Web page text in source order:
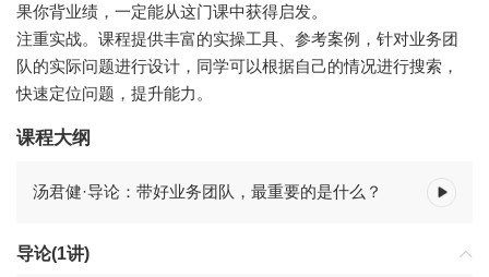
果你背业绩，一定能从这门课中获得启发。
注重实战。课程提供丰富的实操工具、参考案例，针对业务团
队的实际问题进行设计，同学可以根据自己的情况进行搜索，
快速定位问题，提升能力。
课程大纲
汤君健·导论：带好业务团队，最重要的是什么？
导论(1讲)